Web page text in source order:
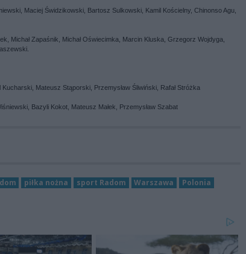
Maciej Świdzikowski, Bartosz Sulkowski, Kamil Kościelny, Chinonso Agu,
Michał Zapaśnik, Michał Oświecimka, Marcin Kluska, Grzegorz Wojdyga,
Mateusz Stąporski, Przemysław Śliwiński, Rafał Stróżka
Bazyli Kokot, Mateusz Małek, Przemysław Szabat
piłka nożna sport Radom Warszawa
Polonia